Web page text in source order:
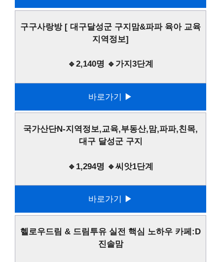
구구사랑방 [ 대구달성군 구지맘&파파 육아 교육
지역정보]
🔹2,140명 🔹가지3단계
바로가기 ▶
국가산단N-지역정보,교육,부동산,맘,파파,친목,
대구 달성군 구지
🔹1,294명 🔹씨앗1단계
바로가기 ▶
헬로우드림 & 드림투유 실전 핵심 노하우 카페:D
진솔맘